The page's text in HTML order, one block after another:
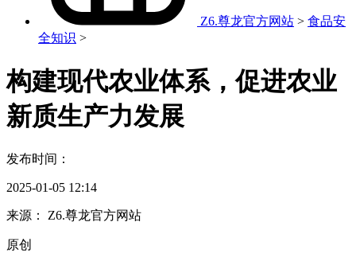
Z6.尊龙官方网站 > 食品安
全知识 >
构建现代农业体系，促进农业
新质生产力发展
发布时间：
2025-01-05 12:14
来源： Z6.尊龙官方网站
原创